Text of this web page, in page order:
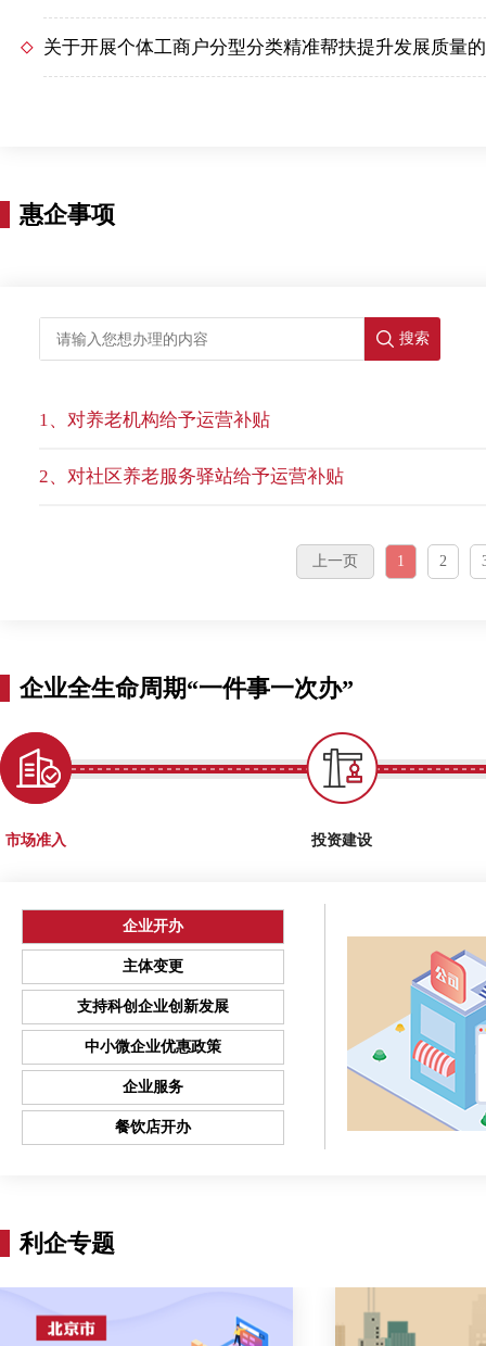
关于开展个体工商户分型分类精准帮扶提升发展质量
惠企事项
搜索
1、 对养老机构给予运营补贴
2、 对社区养老服务驿站给予运营补贴
上一页 1 2
企业全生命周期“一件事一次办”
市场准入 投资建设
企业开办
主体变更
支持科创企业创新发展
中小微企业优惠政策
企业服务
餐饮店开办
利企专题